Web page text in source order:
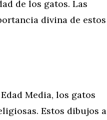
de los gatos. Las
divina de estos
Media, los gatos
Estos dibujos a